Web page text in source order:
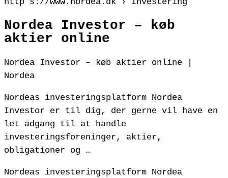
Nordea Investor – køb
aktier online
Nordea Investor – køb aktier online |
Nordea
Nordeas investeringsplatform Nordea
Investor er til dig, der gerne vil have en
let adgang til at handle
investeringsforeninger, aktier,
obligationer og …
Nordeas investeringsplatform Nordea